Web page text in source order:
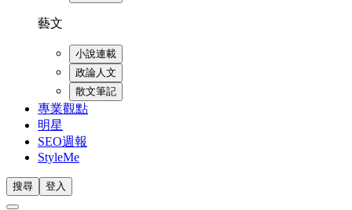
藝文
小說連載
政論人文
散文筆記
專業觀點
明星
SEO週報
StyleMe
搜尋 登入